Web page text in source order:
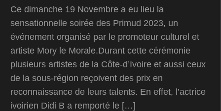
Ce dimanche 19 Novembre a eu lieu la
sensationnelle soirée des Primud 2023, un
événement organisé par le promoteur culturel et
artiste Mory le Morale.Durant cette cérémonie
plusieurs artistes de la Côte-d’Ivoire et aussi ceux
de la sous-région reçoivent des prix en
reconnaissance de leurs talents. En effet, l’actrice
ivoirien Didi B a remporté le […]